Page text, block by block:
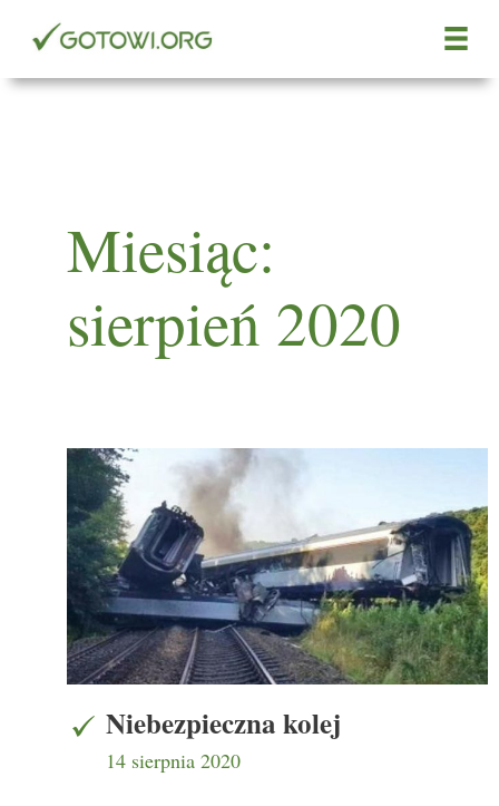
Przejdź
Miesiąc:
sierpień 2020
Niebezpieczna kolej
14 sierpnia 2020